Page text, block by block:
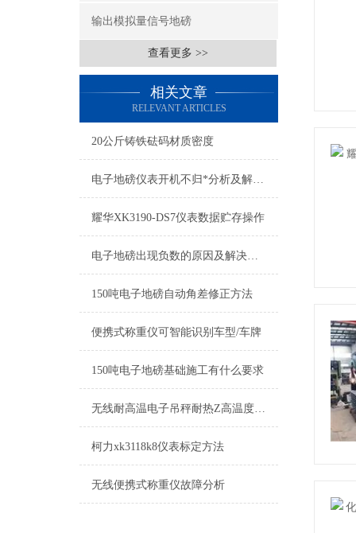
输出模拟量信号地磅
查看更多 >>
相关文章
RELEVANT ARTICLES
20公斤铸铁砝码材质密度
电子地磅仪表开机不归*分析及解决方法
耀华XK3190-DS7仪表数据贮存操作
电子地磅出现负数的原因及解决方法
150吨电子地磅自动角差修正方法
便携式称重仪可智能识别车型/车牌
150吨电子地磅基础施工有什么要求
无线耐高温电子吊秤耐热Z高温度1600℃
柯力xk3118k8仪表标定方法
无线便携式称重仪故障分析